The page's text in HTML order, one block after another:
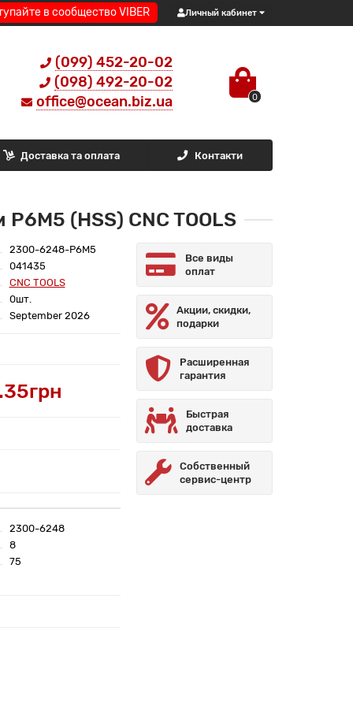
в сообщество VIBER Личный кабинет
(099) 452-20-02
(098) 492-20-02
office@ocean.biz.ua
0
Доставка та оплата Контакти
(HSS) CNC TOOLS
2300-6248-Р6М5
041435
CNC TOOLS
0шт.
September 2026
2300-6248
8
75
Все виды
оплат
Акции, скидки,
подарки
Расширенная
гарантия
Быстрая
доставка
Собственный
сервис-центр